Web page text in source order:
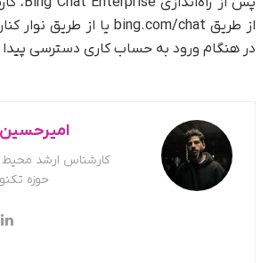
در هنگام ورود به حساب کاری دسترسی پیدا
کارشناس ارشد
حوزه